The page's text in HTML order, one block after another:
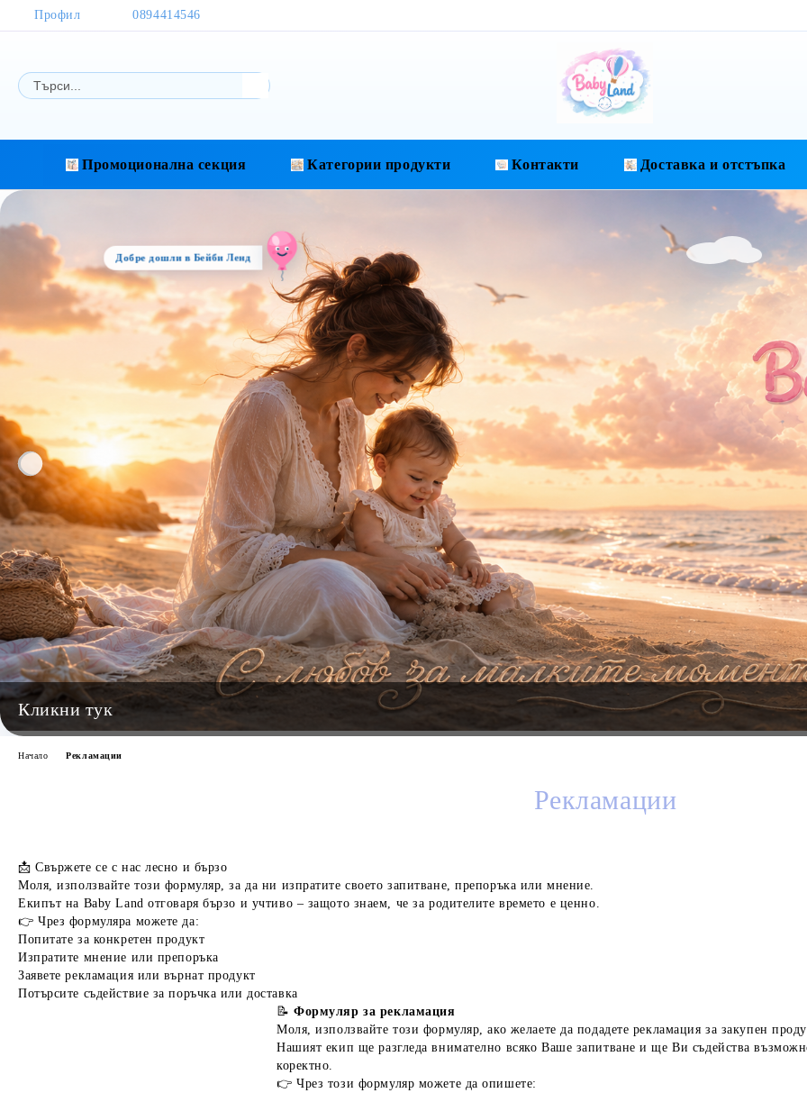
Профил 0894414546
Промоционална секция Категории продукти Контакти Доставка и отстъпка
Добре дошли в Бейби Ленд
Начало Рекламации
Рекламации
📩Свържете се с нас лесно и бързо
Моля, използвайте този формуляр, за да ни изпратите своето запитване, препоръка или мнение.
Екипът на Baby Land отговаря бързо и учтиво – защото знаем, че за родителите времето е ценно.
👉 Чрез формуляра можете да:
Попитате за конкретен продукт
Изпратите мнение или препоръка
Заявете рекламация или върнат продукт
Потърсите съдействие за поръчка или доставка
📝Формуляр за рекламация
Моля, използвайте този формуляр, ако желаете да подадете рекламация за закупен
Нашият екип ще разгледа внимателно всяко Ваше запитване и ще Ви съдейства
коректно.
👉 Чрез този формуляр можете да опишете: